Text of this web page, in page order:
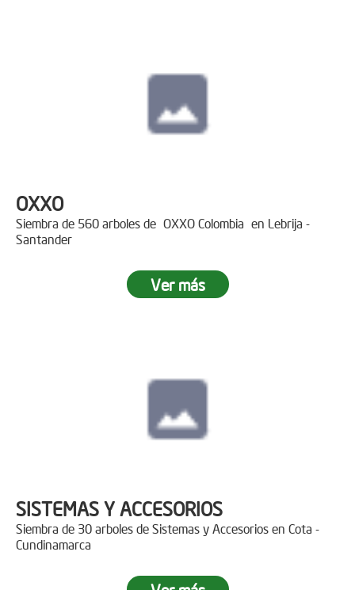
OXXO
Siembra de 560 arboles de OXXO Colombia en Lebrija -
Santander
Ver más
SISTEMAS Y ACCESORIOS
Siembra de 30 arboles de Sistemas y Accesorios en Cota -
Cundinamarca